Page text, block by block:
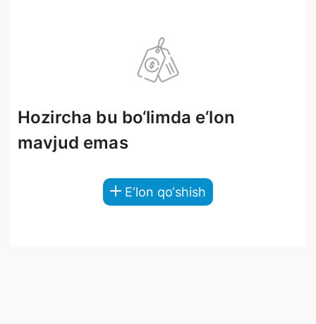
Hozircha bu bo‘limda e‘lon
mavjud emas
E‘lon qo‘shish